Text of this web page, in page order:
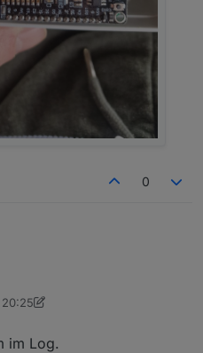
0
5. Mai 2024, 09:58
im Log.